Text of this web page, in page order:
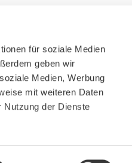
für soziale Medien
geben wir
Medien, Werbung
mit weiteren Daten
Nutzung der Dienste